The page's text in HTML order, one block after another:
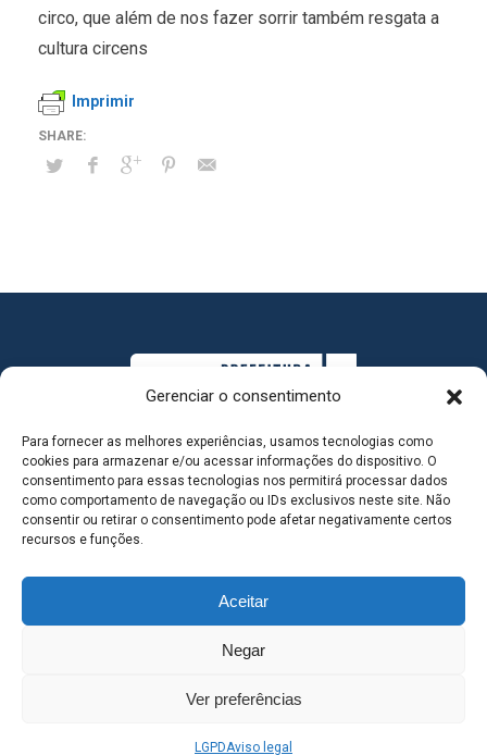
Gerenciar o consentimento
Para fornecer as melhores experiências, usamos tecnologias como
cookies para armazenar e/ou acessar informações do dispositivo. O
consentimento para essas tecnologias nos permitirá processar dados
como comportamento de navegação ou IDs exclusivos neste site. Não
consentir ou retirar o consentimento pode afetar negativamente certos
recursos e funções.
Aceitar
Negar
Ver preferências
LGPDAviso legal
circo, que além de nos fazer sorrir também resgata a
cultura circens
Imprimir
MAPA DO SITE
SEDE DO ADMINISTRATIVO MUNICIPAL - Avenida